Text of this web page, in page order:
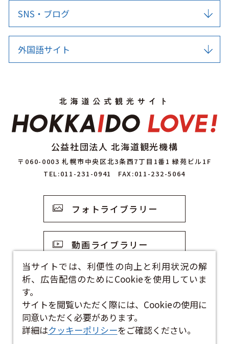
SNS・ブログ
外国語サイト
公益社団法人 北海道観光機構
〒060-0003 札幌市中央区北3条西7丁目1番1 緑苑ビル1F
TEL:011-231-0941
FAX:011-232-5064
フォトライブラリー
動画ライブラリー
観光資料
お問い合わせフォーム
当サイトでは、利便性の向上と利用状況の解
析、広告配信のためにCookieを使用していま
す。
サイトを閲覧いただく際には、Cookieの使用に
同意いただく必要があります。
詳細はクッキーポリシーをご確認ください。